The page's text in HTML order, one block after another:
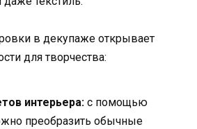
в декупаже открывает
для творчества:
интерьера: с помощью
преобразить обычные